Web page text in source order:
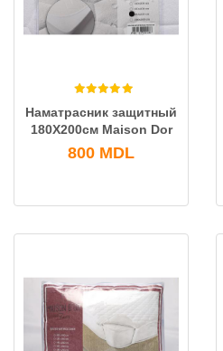
Наматрасник защитный
180X200см Maison Dor
800 MDL